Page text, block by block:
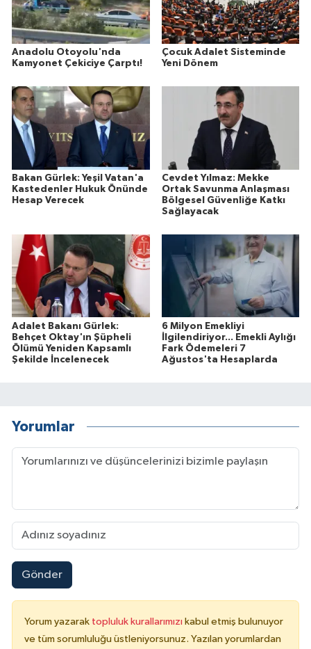
Anadolu Otoyolu'nda
Kamyonet Çekiciye Çarptı!
Çocuk Adalet Sisteminde
Yeni Dönem
Bakan Gürlek: Yeşil Vatan'a
Kastedenler Hukuk Önünde
Hesap Verecek
Cevdet Yılmaz: Mekke
Ortak Savunma Anlaşması
Bölgesel Güvenliğe Katkı
Sağlayacak
Adalet Bakanı Gürlek:
Behçet Oktay'ın Şüpheli
Ölümü Yeniden Kapsamlı
Şekilde İncelenecek
6 Milyon Emekliyi
İlgilendiriyor... Emekli Aylığı
Fark Ödemeleri 7
Ağustos'ta Hesaplarda
Yorumlar
Gönder
Yorum yazarak topluluk kurallarımızı kabul etmiş bulunuyor
ve tüm sorumluluğu üstleniyorsunuz. Yazılan yorumlardan